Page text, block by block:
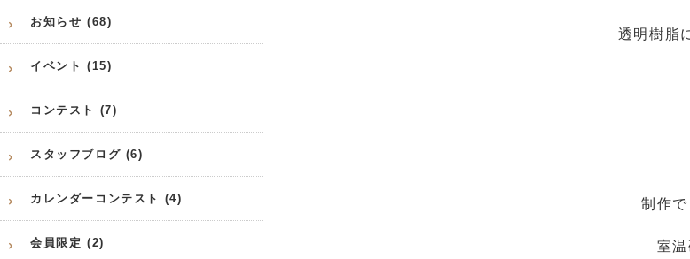
透明樹脂
制作
室温
お知らせ (68)
イベント (15)
コンテスト (7)
スタッフブログ (6)
カレンダーコンテスト (4)
会員限定 (2)